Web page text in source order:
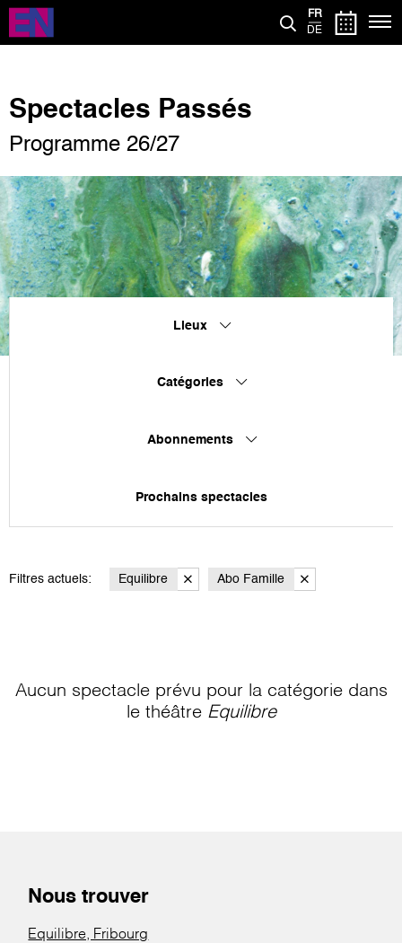
Aller
contenu
FR
DE
Spectacles Passés
Programme 26/27
Lieux
Catégories
Abonnements
Prochains spectacles
Filtres actuels: Equilibre Abo Famille
Aucun spectacle prévu pour la catégorie dans
le théâtre Equilibre
Nous trouver
Equilibre, Fribourg